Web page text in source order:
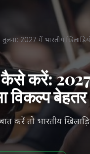
2027 में भारतीय
करें: 2027
विकल्प
करें तो भारतीय